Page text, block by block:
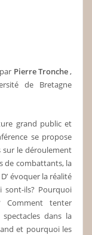
par Pierre Tronche,
de Bretagne
grand public et
se propose
sur le déroulement
de combattants, la
évoquer la réalité
sont-ils? Pourquoi
tenter
dans la
et pourquoi les